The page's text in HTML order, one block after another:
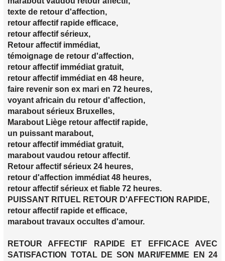
texte de retour d'affection,
retour affectif rapide efficace,
retour affectif sérieux,
Retour affectif immédiat,
témoignage de retour d'affection,
retour affectif immédiat gratuit,
retour affectif immédiat en 48 heure,
faire revenir son ex mari en 72 heures,
voyant africain du retour d'affection,
marabout sérieux Bruxelles,
Marabout Liège retour affectif rapide,
un puissant marabout,
retour affectif immédiat gratuit,
marabout vaudou retour affectif.
Retour affectif sérieux 24 heures,
retour d'affection immédiat 48 heures,
retour affectif sérieux et fiable 72 heures.
PUISSANT RITUEL RETOUR D'AFFECTION RAPIDE,
retour affectif rapide et efficace,
marabout travaux occultes d'amour.
RETOUR AFFECTIF RAPIDE ET EFFICACE AVEC
SATISFACTION TOTAL DE SON MARI/FEMME EN 24